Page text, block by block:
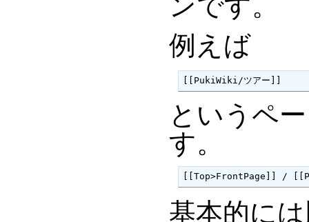
例えば
[[PukiWiki/ツアー]]
というペ
す。
[[Top>FrontPage]] /
基本的に